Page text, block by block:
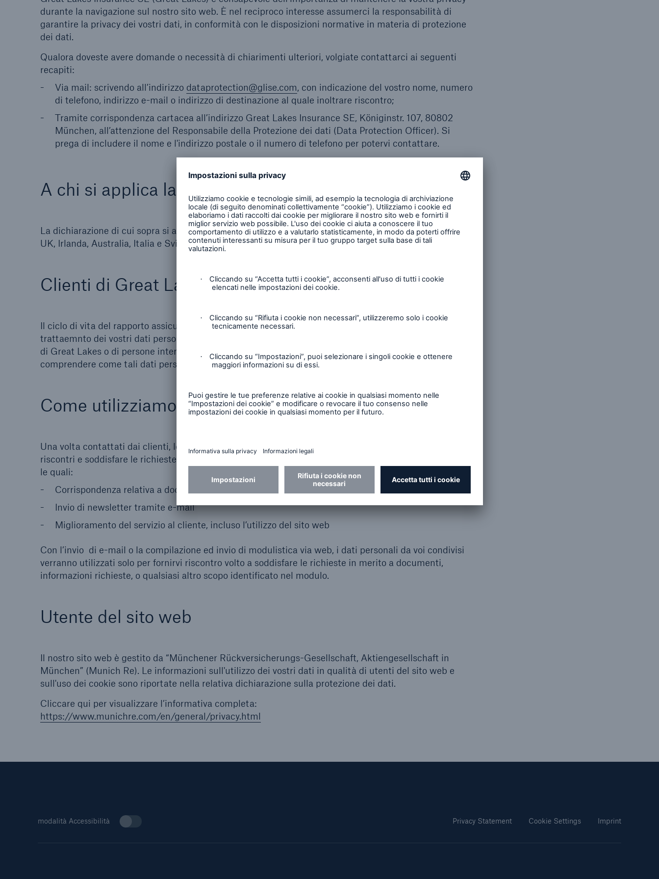
durante la navigazione sul nostro sito web. È nel reciproco interesse assumerci la responsabilità di
garantire la privacy dei vostri dati, in conformità con le disposizioni normative in materia di protezione
dei dati.
Qualora doveste avere domande o necessità di chiarimenti ulteriori, volgiate contattarci ai seguenti
recapiti:
Via mail: scrivendo all’indirizzo dataprotection@glise.com, con indicazione del vostro nome, numero
di telefono, indirizzo e-mail o indirizzo di destinazione al quale inoltrare riscontro;
Tramite corrispondenza cartacea all’indirizzo Great Lakes Insurance SE, Königinstr. 107, 80802
München, all’attenzione del Responsabile della Protezione dei dati (Data Protection Officer). Si
prega di includere il nome e l'indirizzo postale o il numero di telefono per potervi contattare.
A chi si applica la Dichiarazione
La dichiarazione di cui sopra si applica a tutti i dipendenti di Great Lakes, incluse le Branch situate in
UK, Irlanda, Australia, Italia e Svizzera.
Clienti di Great Lakes
Il ciclo di vita del rapporto assicurativo, inclusa l’eventuale liquidazione dei sinistri, comportano il
trattaemnto dei vostri dati personali. La presente informativa ha lo scopo di aiutarvi, in qualità di clienti
di Great Lakes o di persone interessate al rapporto assicurativo o alla liquidazione dei sinistri, a
comprendere come tali dati personali siano trattati da parte nostra.
Come utilizziamo i vostri dati personali
Una volta contattati dai clienti, le informazioni personali fornite vengono utilizzate per formalizzare
riscontri e soddisfare le richieste in merito a prodotti e servizi e gestire la loro commercializzazione, tra
le quali:
Corrispondenza relativa a documenti e informazioni
Invio di newsletter tramite e-mail
Miglioramento del servizio al cliente, incluso l’utilizzo del sito web
Con l’invio di e-mail o la compilazione ed invio di modulistica via web, i dati personali da voi condivisi
verranno utilizzati solo per fornirvi riscontro volto a soddisfare le richieste in merito a documenti,
informazioni richieste, o qualsiasi altro scopo identificato nel modulo.
Utente del sito web
Il nostro sito web è gestito da “Münchener Rückversicherungs-Gesellschaft, Aktiengesellschaft in
München” (Munich Re). Le informazioni sull'utilizzo dei vostri dati in qualità di utenti del sito web e
sull'uso dei cookie sono riportate nella relativa dichiarazione sulla protezione dei dati.
Cliccare qui per visualizzare l’informativa completa:
https://www.munichre.com/en/general/privacy.html
Privacy Statement Cookie Settings Imprint
modalità Accessibilità